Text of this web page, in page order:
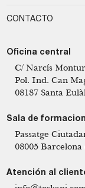
CONTACTO
Oficina central
C/ Narcís
Pol. Ind. Can
08187 Santa
Sala de
Passatge
08005 Barcelona
Atención al